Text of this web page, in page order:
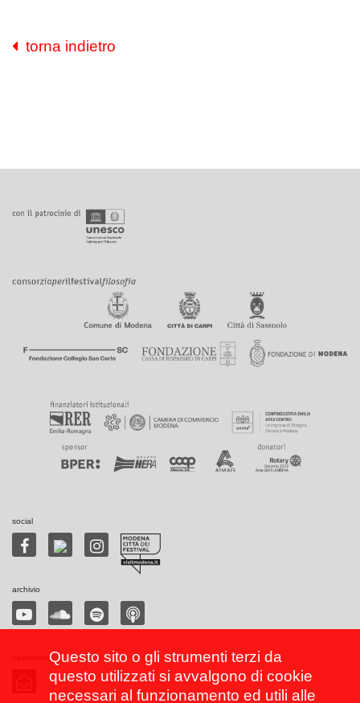
torna indietro
social
archivio
Questo sito o gli strumenti terzi da
questo utilizzati si avvalgono di cookie
necessari al funzionamento ed utili alle